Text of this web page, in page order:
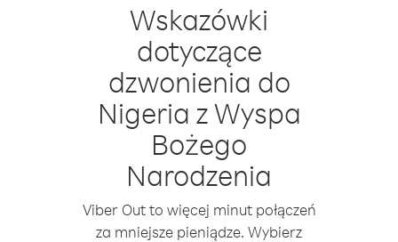
Wskazówki
dotyczące
dzwonienia do
Nigeria z Wyspa
Bożego
Narodzenia
Viber Out to więcej minut połączeń
za mniejsze pieniądze. Wybierz